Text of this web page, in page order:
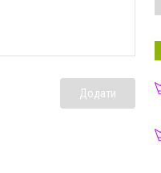
Додати